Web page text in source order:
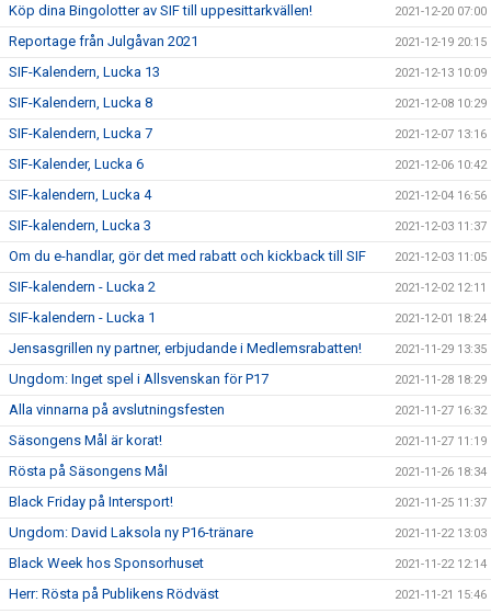
Köp dina Bingolotter av SIF till uppesittarkvällen! 2021-12-20 07:00
Reportage från Julgåvan 2021 2021-12-19 20:15
SIF-Kalendern, Lucka 13 2021-12-13 10:09
SIF-Kalendern, Lucka 8 2021-12-08 10:29
SIF-Kalendern, Lucka 7 2021-12-07 13:16
SIF-Kalender, Lucka 6 2021-12-06 10:42
SIF-kalendern, Lucka 4 2021-12-04 16:56
SIF-kalendern, Lucka 3 2021-12-03 11:37
Om du e-handlar, gör det med rabatt och kickback till SIF 2021-12-03 11:05
SIF-kalendern - Lucka 2 2021-12-02 12:11
SIF-kalendern - Lucka 1 2021-12-01 18:24
Jensasgrillen ny partner, erbjudande i Medlemsrabatten! 2021-11-29 13:35
Ungdom: Inget spel i Allsvenskan för P17 2021-11-28 18:29
Alla vinnarna på avslutningsfesten 2021-11-27 16:32
Säsongens Mål är korat! 2021-11-27 11:19
Rösta på Säsongens Mål 2021-11-26 18:34
Black Friday på Intersport! 2021-11-25 11:37
Ungdom: David Laksola ny P16-tränare 2021-11-22 13:03
Black Week hos Sponsorhuset 2021-11-22 12:14
Herr: Rösta på Publikens Rödväst 2021-11-21 15:46